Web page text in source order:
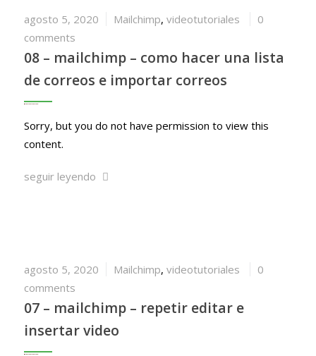
agosto 5, 2020 Mailchimp, videotutoriales
0
comments
08 – mailchimp – como hacer una lista
de correos e importar correos
Sorry, but you do not have permission to view this
content.
seguir leyendo
agosto 5, 2020 Mailchimp, videotutoriales
0
comments
07 – mailchimp – repetir editar e
insertar video